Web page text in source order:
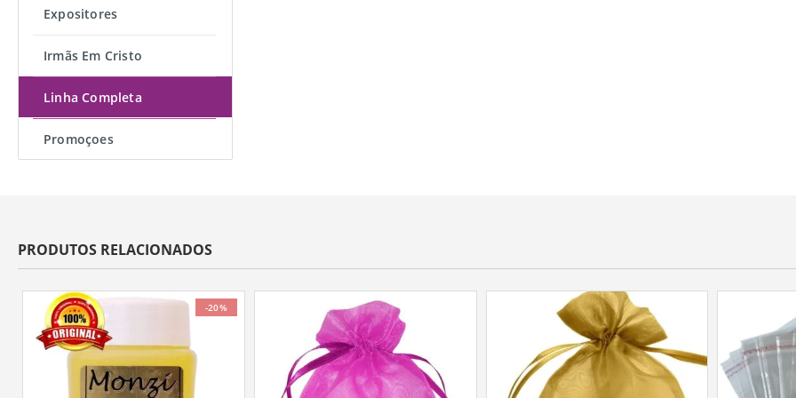
Expositores
Irmãs Em Cristo
Linha Completa
Promoçoes
PRODUTOS RELACIONADOS
-20%